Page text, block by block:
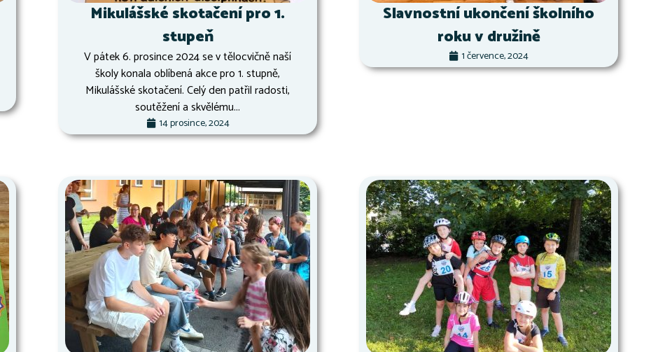
Mikulášské skotačení pro 1.
stupeň
V pátek 6. prosince 2024 se v tělocvičně naší
školy konala oblíbená akce pro 1. stupně,
Mikulášské skotačení. Celý den patřil radosti,
soutěžení a skvělému...
14 prosince, 2024
Slavnostní ukončení školního
roku v družině
1 července, 2024